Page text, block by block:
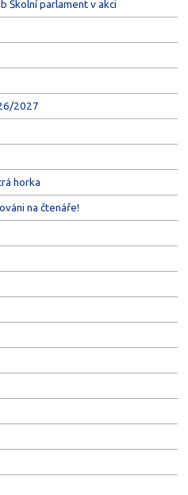
Školní parlament v akci
2027
horka
na čtenáře!